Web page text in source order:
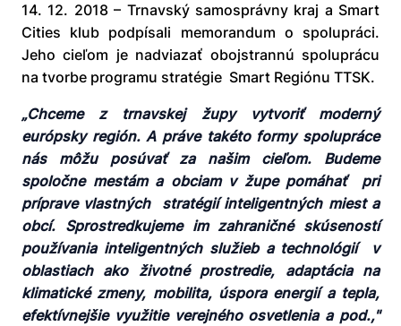
14. 12. 2018 – Trnavský samosprávny kraj a Smart
Cities klub podpísali memorandum o spolupráci.
Jeho cieľom je nadviazať obojstrannú spoluprácu
na tvorbe programu stratégie Smart Regiónu TTSK.
„Chceme z trnavskej župy vytvoriť moderný
európsky región. A práve takéto formy spolupráce
nás môžu posúvať za našim cieľom. Budeme
spoločne mestám a obciam v župe pomáhať pri
príprave vlastných stratégií inteligentných miest a
obcí. Sprostredkujeme im zahraničné skúseností
používania inteligentných služieb a technológií v
oblastiach ako životné prostredie, adaptácia na
klimatické zmeny, mobilita, úspora energií a tepla,
efektívnejšie využitie verejného osvetlenia a pod.,"